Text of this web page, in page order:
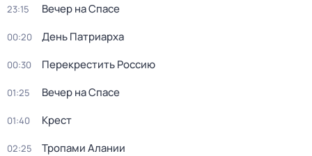
23:15 Вечер на Спасе
00:20 День Патриарха
00:30 Перекреcтить Росcию
01:25 Вечер на Спасе
01:40 Крест
02:25 Тропами Алании